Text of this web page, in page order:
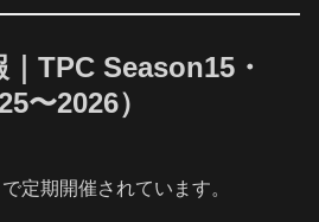
TPC Season15・
〜2026）
定期開催されています。